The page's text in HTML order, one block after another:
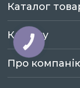
Каталог
Клієнту
Про
КНОПКА
ЗВ'ЯЗКУ